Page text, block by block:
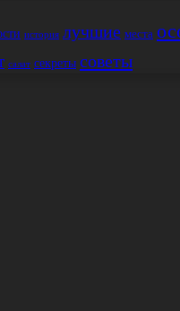
история лучшие места
салат секреты советы